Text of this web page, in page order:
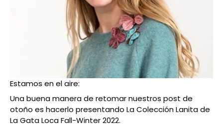
Estamos en el aire:
Una buena manera de retomar nuestros post de
otoño es hacerlo presentando La Colección Lanita de
La Gata Loca Fall-Winter 2022.